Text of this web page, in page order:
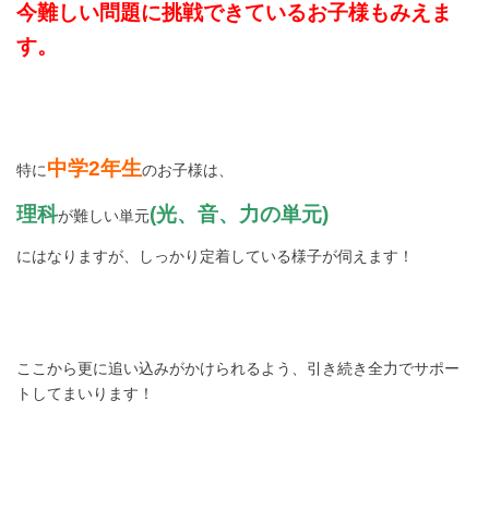
今難しい問題に挑戦できているお子様もみえま
す。
特に中学2年生のお子様は、
理科が難しい単元(光、音、力の単元)
にはなりますが、しっかり定着している様子が伺えます！
ここから更に追い込みがかけられるよう、引き続き全力でサポー
トしてまいります！